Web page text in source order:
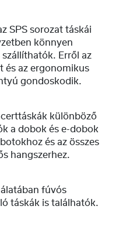
SPS sorozat táskái
könnyen
Erről az
és az ergonomikus
gondoskodik.
különböző
a dobok és e-dobok
és az összes
hangszerhez.
fúvós
táskák is találhatók.